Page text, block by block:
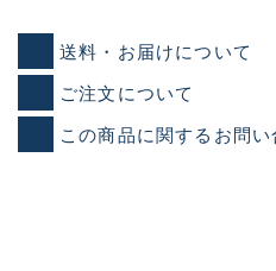
送料・お届けについて
ご注文について
この商品に関するお問い